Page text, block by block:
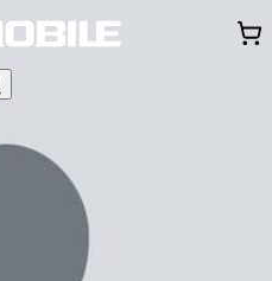
Thông báo